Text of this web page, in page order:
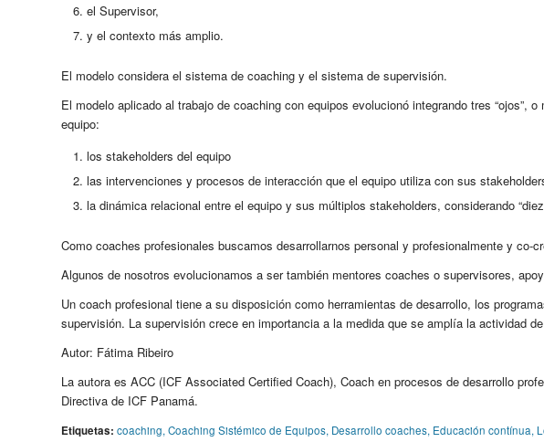
el Supervisor,
y el contexto más amplio.
El modelo considera el sistema de coaching y el sistema de supervisión.
El modelo aplicado al trabajo de coaching con equipos evolucionó integrando tres “ojos”,
equipo:
los stakeholders del equipo
las intervenciones y procesos de interacción que el equipo utiliza con sus
la dinámica relacional entre el equipo y sus múltiplos stakeholders, considerando
Como coaches profesionales buscamos desarrollarnos personal y profesionalmente y co-
Algunos de nosotros evolucionamos a ser también mentores coaches o supervisores,
Un coach profesional tiene a su disposición como herramientas de desarrollo, los
supervisión. La supervisión crece en importancia a la medida que se amplía la actividad
Autor: Fátima Ribeiro
La autora es ACC (ICF Associated Certified Coach), Coach en procesos de desarrollo
Directiva de ICF Panamá.
Etiquetas: coaching,Coaching Sistémico de Equipos, Desarrollo coaches, Educación contínua,